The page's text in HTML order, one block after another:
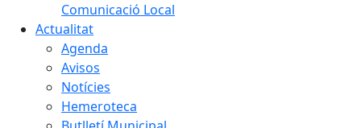
Comunicació Local
Actualitat
Agenda
Avisos
Notícies
Hemeroteca